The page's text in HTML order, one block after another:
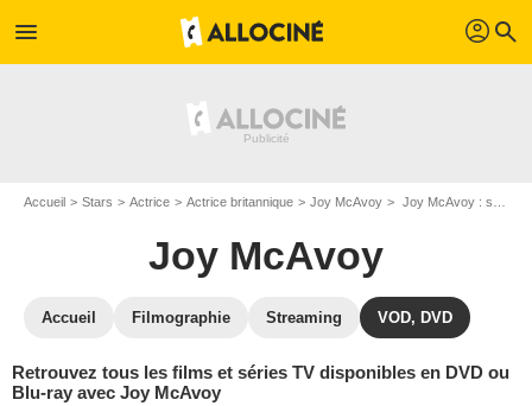
menu profil search
Accueil Stars Actrice Actrice britannique Joy McAvoy Joy McAvoy : ses Blu-Ray, DVD, VOD, SVOD
Joy McAvoy
Accueil Filmographie Streaming VOD, DVD
Retrouvez tous les films et séries TV disponibles en DVD ou
Blu-ray avec Joy McAvoy